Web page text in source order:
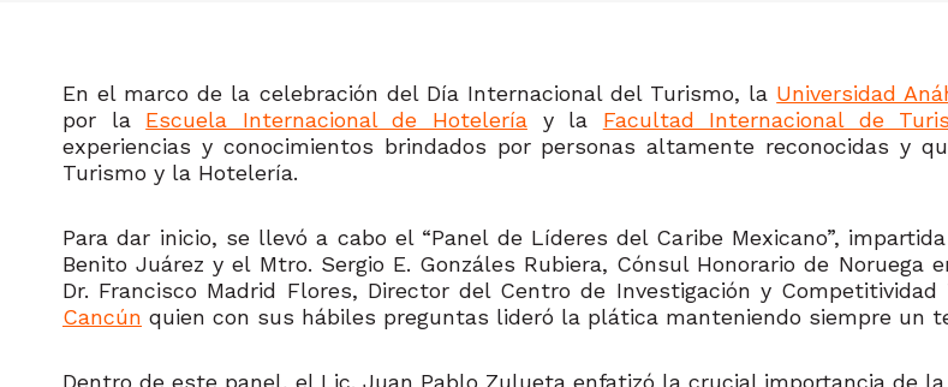
En el marco de la celebración del Día Internacional del Turismo, la Universidad
por la Escuela Internacional de Hoteleríay la Facultad Internacional de
experiencias y conocimientos brindados por personas altamente reconocidas y
Turismo y la Hotelería.
Para dar inicio, se llevó a cabo el “Panel de Líderes del Caribe Mexicano”,
Benito Juárez y el Mtro. Sergio E. Gonzáles Rubiera, Cónsul Honorario de
Dr. Francisco Madrid Flores, Director del Centro de Investigación y
Cancún quien con sus hábiles preguntas lideró la plática manteniendo siempre un
Dentro de este panel, el Lic. Juan Pablo Zulueta enfatizó la crucial importancia de